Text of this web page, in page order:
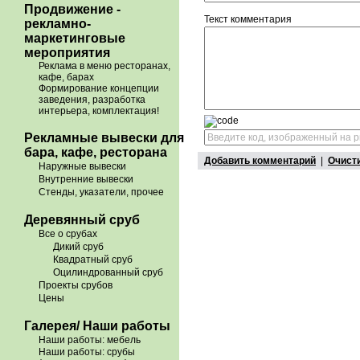
Продвижение -
рекламно-
маркетинговые
мероприятия
Реклама в меню ресторанах,
кафе, барах
Формирование концепции
заведения, разработка
интерьера, комплектация!
Рекламные вывески для
бара, кафе, ресторана
Наружные вывески
Внутренние вывески
Стенды, указатели, прочее
Деревянный сруб
Все о срубах
Дикий сруб
Квадратный сруб
Оцилиндрованный сруб
Проекты срубов
Цены
Галерея/ Наши работы
Наши работы: мебель
Наши работы: срубы
Текст комментария
Добавить комментарий